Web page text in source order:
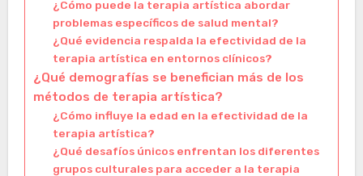
¿Cómo puede la terapia artística abordar
problemas específicos de salud mental?
¿Qué evidencia respalda la efectividad de la
terapia artística en entornos clínicos?
¿Qué demografías se benefician más de los
métodos de terapia artística?
¿Cómo influye la edad en la efectividad de la
terapia artística?
¿Qué desafíos únicos enfrentan los diferentes
grupos culturales para acceder a la terapia